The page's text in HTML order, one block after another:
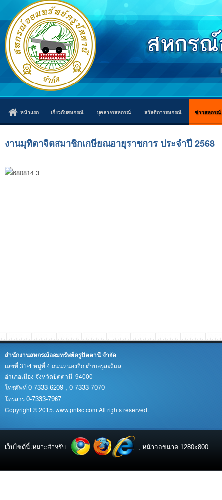
หน้าแรก เกี่ยวกับสหกรณ์ บุคลากรสหกรณ์ สวัสดิการสหกรณ์ ข่าวสหกรณ์
งานมุทิตาจิตสมาชิกเกษียณอายุราชการ ประจำปี 2568
สำนักงานสหกรณ์ออมทรัพย์ครูปัตตานี จำกัด
เลขที่ 31/4 หมู่ที่ 4 ถนนหนองจิก ตำบลรูสะมิแล
อำเภอเมือง จังหวัดปัตตานี 94000
โทรศัพท์0-7333-6209 , 0-7333-7070
โทรสาร0-7333-7967
Copyright © 2015. www.pntsc.com All rights reserved.
เว็บไซต์นี้เหมาะสำหรับ : , หน้าจอขนาด 1280x800